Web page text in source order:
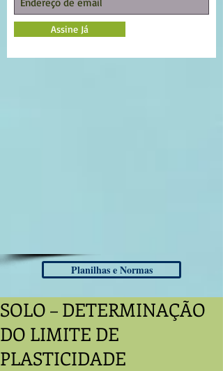
Assine Já
Planilhas e Normas
SOLO – DETERMINAÇÃO
DO LIMITE DE
PLASTICIDADE